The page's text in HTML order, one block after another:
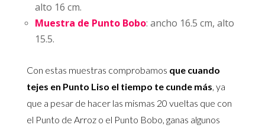
alto 16 cm.
Muestra de Punto Bobo: ancho 16.5 cm, alto
15.5.
Con estas muestras comprobamos que cuando
tejes en Punto Liso el tiempo te cunde más, ya
que a pesar de hacer las mismas 20 vueltas que con
el Punto de Arroz o el Punto Bobo, ganas algunos